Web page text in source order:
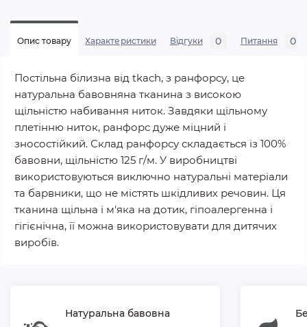
Опис товару Характеристики Відгуки 0 Питання 0
Постільна білизна від tkach, з ранфорсу, це
натуральна бавовняна тканина з високою
щільністю набивання ниток. Завдяки щільному
плетінню ниток, ранфорс дуже міцний і
зносостійкий. Склад ранфорсу складається із 100%
бавовни, щільністю 125 г/м. У виробництві
використовуються виключно натуральні матеріали
та барвники, що не містять шкідливих речовин. Ця
тканина щільна і м'яка на дотик, гіпоалергенна і
гігієнічна, її можна використовувати для дитячих
виробів.
Натуральна бавовна